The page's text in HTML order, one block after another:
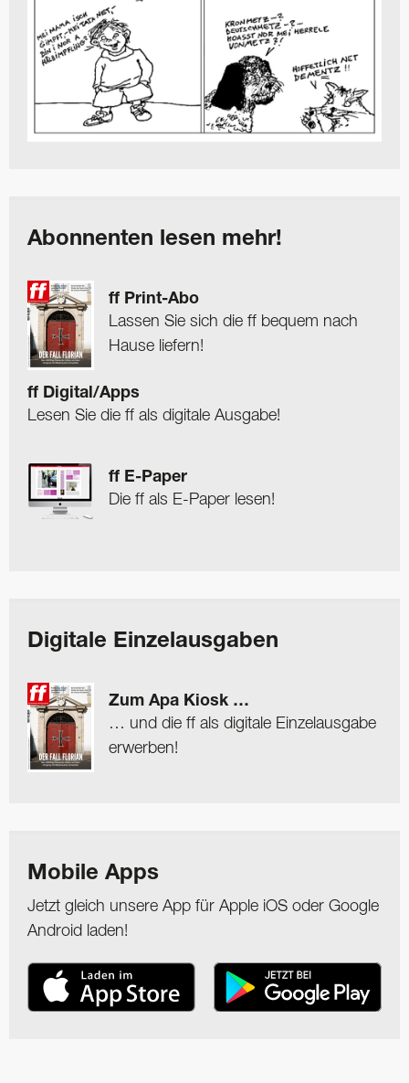
Abonnenten lesen mehr!
ff Print-Abo
Lassen Sie sich die ff bequem nach
Hause liefern!
ff Digital/Apps
Lesen Sie die ff als digitale Ausgabe!
ff E-Paper
Die ff als E-Paper lesen!
Digitale Einzelausgaben
Zum Apa Kiosk …
… und die ff als digitale Einzelausgabe
erwerben!
Mobile Apps
Jetzt gleich unsere App für Apple iOS oder Google
Android laden!